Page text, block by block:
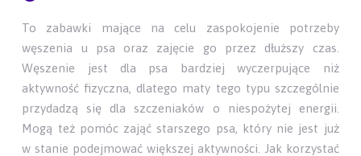
To zabawki mające na celu zaspokojenie potrzeby
węszenia u psa oraz zajęcie go przez dłuższy czas.
Węszenie jest dla psa bardziej wyczerpujące niż
aktywność fizyczna, dlatego maty tego typu szczególnie
przydadzą się dla szczeniaków o niespożytej energii.
Mogą też pomóc zająć starszego psa, który nie jest już
w stanie podejmować większej aktywności. Jak korzystać